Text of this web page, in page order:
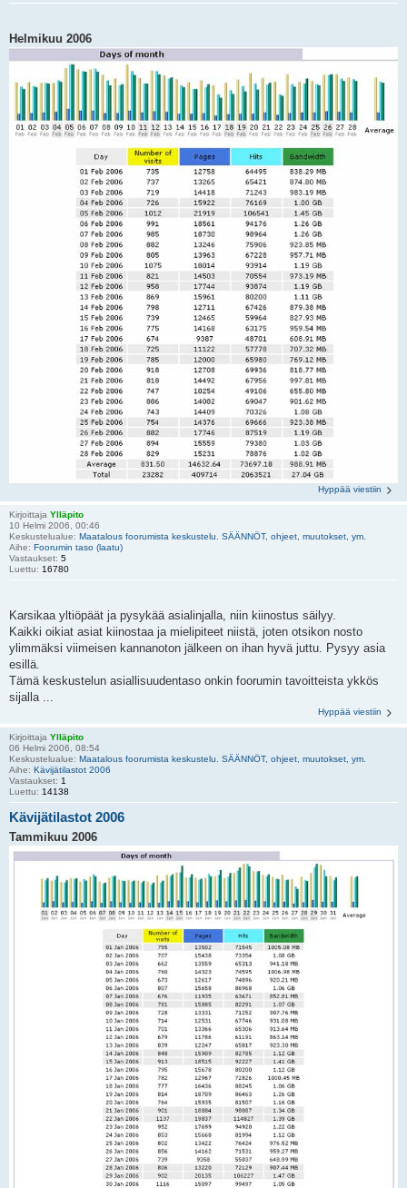
Helmikuu 2006
Hyppää viestiin
Kirjoittaja Ylläpito
10 Helmi 2006, 00:46
Keskustelualue: Maatalous foorumista keskustelu. SÄÄNNÖT, ohjeet, muutokset, ym.
Aihe: Foorumin taso (laatu)
Vastaukset: 5
Luettu: 16780
Karsikaa yltiöpäät ja pysykää asialinjalla, niin kiinostus säilyy.
Kaikki oikiat asiat kiinostaa ja mielipiteet niistä, joten otsikon nosto
ylimmäksi viimeisen kannanoton jälkeen on ihan hyvä juttu. Pysyy asia
esillä.
Tämä keskustelun asiallisuudentaso onkin foorumin tavoitteista ykkös
sijalla ...
Hyppää viestiin
Kirjoittaja Ylläpito
06 Helmi 2006, 08:54
Keskustelualue: Maatalous foorumista keskustelu. SÄÄNNÖT, ohjeet, muutokset, ym.
Aihe: Kävijätilastot 2006
Vastaukset: 1
Luettu: 14138
Kävijätilastot 2006
Tammikuu 2006